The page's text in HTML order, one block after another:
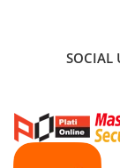
Manete
Manete frana
Manete
Rulmenti si
Echipament ciclism
SOCIAL